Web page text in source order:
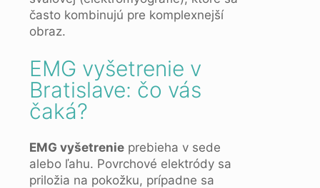
často kombinujú pre komplexnejší
obraz.
EMG vyšetrenie v
Bratislave: čo vás
čaká?
EMG vyšetrenie prebieha v sede
alebo ľahu. Povrchové elektródy sa
priložia na pokožku, prípadne sa